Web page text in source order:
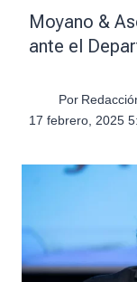
Moyano &
ante el
Por
17 febrero, 2025